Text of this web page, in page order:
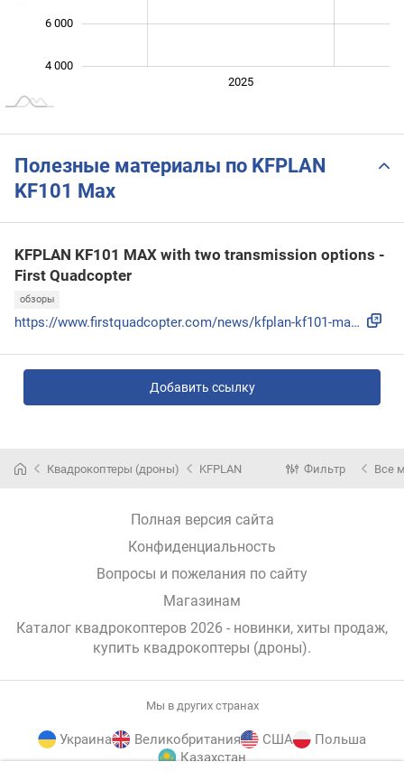
4 000
6 000
2025
Полезные материалы по KFPLAN
KF101 Max
KFPLAN KF101 MAX with two transmission options -
First Quadcopter
обзоры
https://www.firstquadcopter.com/news/kfplan-kf101-max-with-...
Добавить ссылку
Квадрокоптеры (дроны) KFPLAN Фильтр Все
Полная версия сайта
Конфиденциальность
Вопросы и пожелания по сайту
Магазинам
Каталог квадрокоптеров 2026 - новинки, хиты продаж,
купить квадрокоптеры (дроны).
Мы в других странах
Украина Великобритания США
Польша
Казахстан